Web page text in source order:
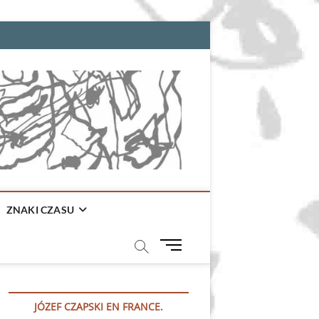
ZNAKI CZASU
M
u
JÓZEF CZAPSKI EN FRANCE.